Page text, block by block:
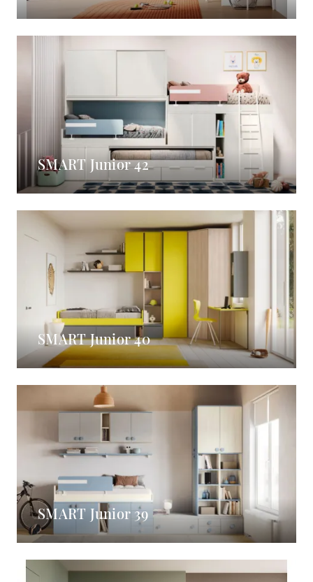
SMART Junior 42
SMART Junior 40
SMART Junior 39